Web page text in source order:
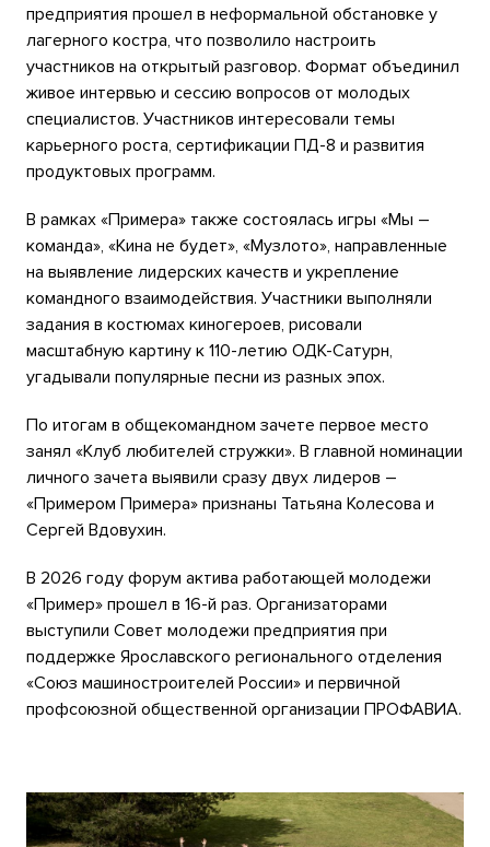
предприятия прошел в неформальной обстановке у
лагерного костра, что позволило настроить
участников на открытый разговор. Формат объединил
живое интервью и сессию вопросов от молодых
специалистов. Участников интересовали темы
карьерного роста, сертификации ПД-8 и развития
продуктовых программ.
В рамках «Примера» также состоялась игры «Мы –
команда», «Кина не будет», «Музлото», направленные
на выявление лидерских качеств и укрепление
командного взаимодействия. Участники выполняли
задания в костюмах киногероев, рисовали
масштабную картину к 110-летию ОДК-Сатурн,
угадывали популярные песни из разных эпох.
По итогам в общекомандном зачете первое место
занял «Клуб любителей стружки». В главной номинации
личного зачета выявили сразу двух лидеров –
«Примером Примера» признаны Татьяна Колесова и
Сергей Вдовухин.
В 2026 году форум актива работающей молодежи
«Пример» прошел в 16-й раз. Организаторами
выступили Совет молодежи предприятия при
поддержке Ярославского регионального отделения
«Союз машиностроителей России» и первичной
профсоюзной общественной организации ПРОФАВИА.